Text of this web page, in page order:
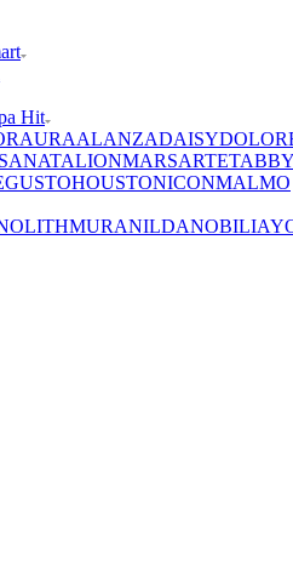
Hit
AURAALANZADAISY
SANATALIONMARSARTE
GUSTOHOUSTONICONMALMO
MURANILDANOBILIA